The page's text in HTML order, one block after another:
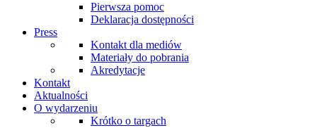
Pierwsza pomoc
Deklaracja dostępności
Press
Kontakt dla mediów
Materiały do pobrania
Akredytacje
Kontakt
Aktualności
O wydarzeniu
Krótko o targach